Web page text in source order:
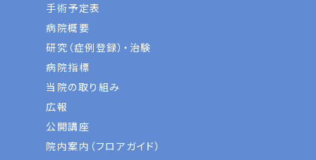
手術予定表
病院概要
研究（症例登録）・治験
病院指標
当院の取り組み
広報
公開講座
院内案内（フロアガイド）